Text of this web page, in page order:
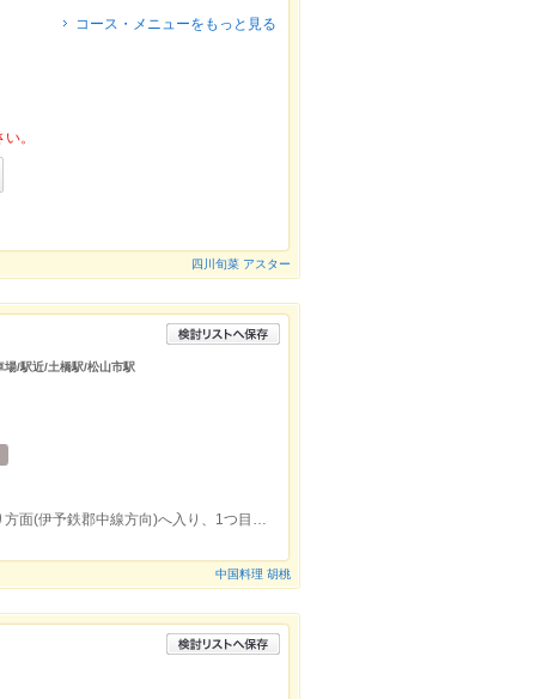
コース・メニューをもっと見る
。
四川旬菜 アスター
場/駅近/土橋駅/松山市駅
土橋駅より3分/国道56号線より旧空港通り方面(伊予鉄郡中線方向)へ入り、1つ目の信号(土橋町交差点)を左に入ってすぐ。
中国料理 胡桃